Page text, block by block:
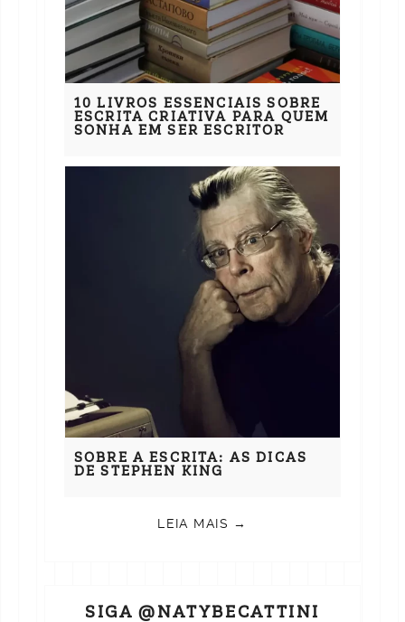
10 LIVROS ESSENCIAIS SOBRE
ESCRITA CRIATIVA PARA QUEM
SONHA EM SER ESCRITOR
SOBRE A ESCRITA: AS DICAS
DE STEPHEN KING
LEIA MAIS →
SIGA @NATYBECATTINI